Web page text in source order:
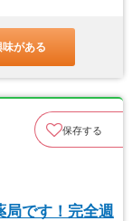
がある
保存する
局です！完全週